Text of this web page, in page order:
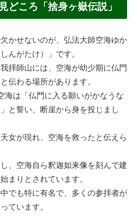
どころ「捨身ヶ嶽伝説」
かせないのが、弘法大師空海ゆか
んがたけ）」です。
拝師山には、空海が幼少期に仏門
伝わる場所があります。
海は「仏門に入る願いがかなうな
と誓い、断崖から身を投じまし
女が現れ、空海を救ったと伝えら
、空海自ら釈迦如来像を刻んで建
まりとされています。
でも特に有名で、多くの参拝者が
ています。